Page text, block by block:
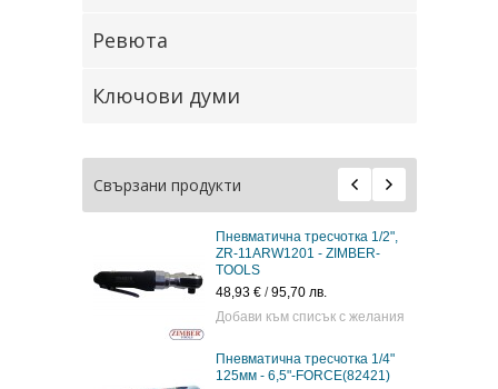
Ревюта
Ключови думи
Свързани продукти
Пневматична тресчотка 1/2",
ZR-11ARW1201 - ZIMBER-
TOOLS
48,93 €/95,70 лв.
Добави към списък с желания
Пневматична тресчотка 1/4"
125мм - 6,5"-FORCE(82421)